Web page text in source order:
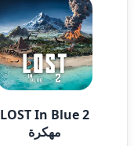
LOST In Blue 2
مهكرة